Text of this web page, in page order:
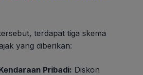
terdapat tiga skema
yang diberikan:
Pribadi: Diskon